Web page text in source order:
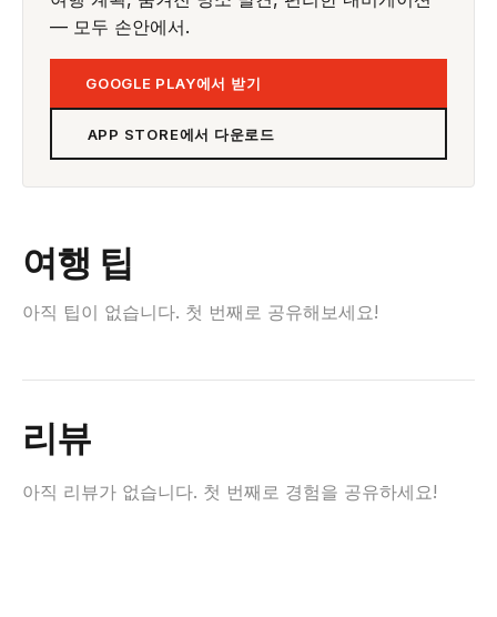
— 모두 손안에서.
GOOGLE PLAY에서 받기
APP STORE에서 다운로드
여행 팁
아직 팁이 없습니다. 첫 번째로 공유해보세요!
리뷰
아직 리뷰가 없습니다. 첫 번째로 경험을 공유하세요!